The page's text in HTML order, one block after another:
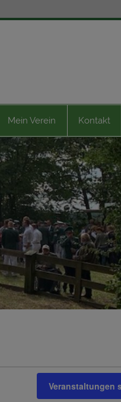
Mein Verein Kontakt
Veranstaltungen